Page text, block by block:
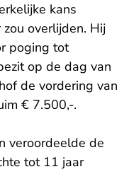
kans
overlijden. Hij
poging tot
op de dag van
de vordering van
€ 7.500,-.
veroordeelde de
tot 11 jaar